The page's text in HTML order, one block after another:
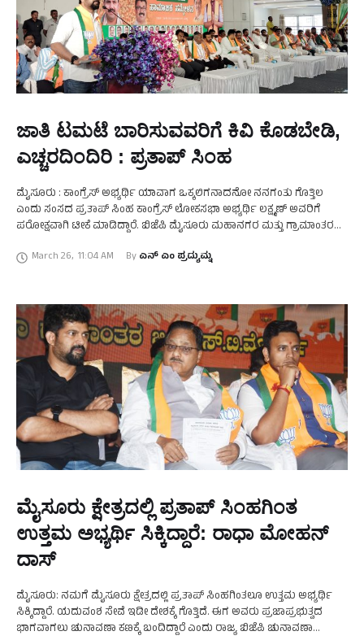
ಜಾತಿ ಟಮಟೆ ಬಾರಿಸುವವರಿಗೆ ಕಿವಿ ಕೊಡಬೇಡಿ,
ಎಚ್ಚರದಿಂದಿರಿ : ಪ್ರತಾಪ್‌ ಸಿಂಹ
ಮೈಸೂರು : ಕಾಂಗ್ರೆಸ್‌ ಅಭ್ಯರ್ಥಿ ಯಾವಾಗ ಒಕ್ಕಲಿಗನಾದನೋ ನನಗಂತು ಗೊತ್ತಿಲ
ಎಂದು ಸಂಸದ ಪ್ರತಾಪ್‌ ಸಿಂಹ ಕಾಂಗ್ರೆಸ್‌ ಲೋಕಸಭಾ ಅಭ್ಯರ್ಥಿ ಲಕ್ಷ್ಮಣ್‌ ಅವರಿಗೆ
ಪರೋಕ್ಷವಾಗಿ ಟೀಕೆ ಮಾಡಿದ್ದಾರೆ. ಬಿಜೆಪಿ ಮೈಸೂರು ಮಹಾನಗರ ಮತ್ತು ಗ್ರಾಮಾಂತರ
March 26, 11:04 AM By ಎನ್‌ ಎಂ ಪ್ರದ್ಯುಮ್ನ
ಮೈಸೂರು ಕ್ಷೇತ್ರದಲ್ಲಿ ಪ್ರತಾಪ್‌ ಸಿಂಹಗಿಂತ
ಉತ್ತಮ ಅಭ್ಯರ್ಥಿ ಸಿಕ್ಕಿದ್ದಾರೆ: ರಾಧಾ ಮೋಹನ್‌
ದಾಸ್‌
ಮೈಸೂರು: ನಮಗೆ ಮೈಸೂರು ಕ್ಷೇತ್ರದಲ್ಲಿ ಪ್ರತಾಪ್ ಸಿಂಹಗಿಂತಲೂ ಉತ್ತಮ ಅಭ್ಯರ್ಥಿ
ಸಿಕ್ಕಿದ್ದಾರೆ. ಯದುವಂಶ ಸೇವೆ ಇಡೀ ದೇಶಕ್ಕೆ ಗೊತ್ತಿದೆ. ಈಗ ಅವರು ಪ್ರಜಾಪ್ರಭುತ್ವದ
ಭಾಗವಾಗಲು ಚುನಾವಣಾ ಕಣಕ್ಕೆ ಬಂದಿದ್ದಾರೆ ಎಂದು ರಾಜ್ಯ ಬಿಜೆಪಿ ಚುನಾವಣಾ